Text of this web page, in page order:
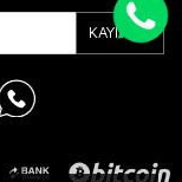
KAYIT OL